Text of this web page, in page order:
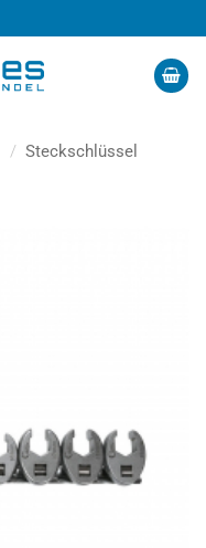
/ Steckschlüssel